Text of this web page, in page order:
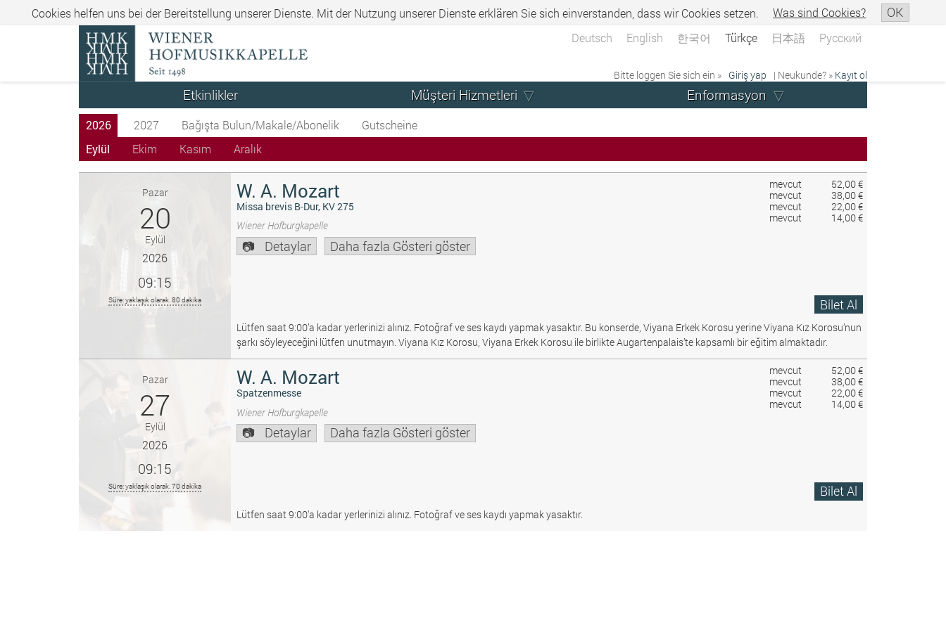
Cookies helfen uns bei der Bereitstellung unserer Dienste. Mit der Nutzung unserer Dienste erklären Sie sich einverstanden, dass wir Cookies setzen. Was sind Cookies? OK
Deutsch English 한국어 Türkçe 日本語 Русский
Bitte loggen Sie sich ein » Giriş yap | Neukunde? » Kayıt ol
Etkinlikler Müşteri Hizmetleri Enformasyon
2026 2027 Bağışta Bulun/Makale/Abonelik
Gutscheine
Eylül
Ekim Kasım Aralık
mevcut
52,00 €
mevcut
38,00 €
mevcut
22,00 €
mevcut
14,00 €
Pazar
20
Eylül
2026
09:15
Süre: yaklaşık olarak. 80 dakika
W. A. Mozart
Missa brevis B-Dur, KV 275
Wiener Hofburgkapelle
Detaylar Daha fazla Gösteri göster
Bilet Al
Lütfen saat 9:00’a kadar yerlerinizi alınız. Fotoğraf ve ses kaydı yapmak yasaktır. Bu konserde, Viyana Erkek Korosu yerine Viyana Kız Korosu’nun
şarkı söyleyeceğini lütfen unutmayın. Viyana Kız Korosu, Viyana Erkek Korosu ile birlikte Augartenpalais’te kapsamlı bir eğitim almaktadır.
mevcut
52,00 €
mevcut
38,00 €
mevcut
22,00 €
mevcut
14,00 €
Pazar
27
Eylül
2026
09:15
Süre: yaklaşık olarak. 70 dakika
W. A. Mozart
Spatzenmesse
Wiener Hofburgkapelle
Detaylar Daha fazla Gösteri göster
Bilet Al
Lütfen saat 9:00’a kadar yerlerinizi alınız. Fotoğraf ve ses kaydı yapmak yasaktır.